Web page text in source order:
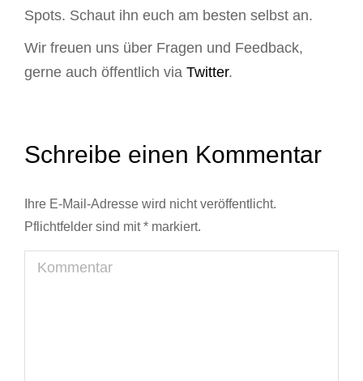
Spots. Schaut ihn euch am besten selbst an.
Wir freuen uns über Fragen und Feedback,
gerne auch öffentlich via Twitter.
Schreibe einen Kommentar
Ihre E-Mail-Adresse wird nicht veröffentlicht.
Pflichtfelder sind mit* markiert.
Kommentar